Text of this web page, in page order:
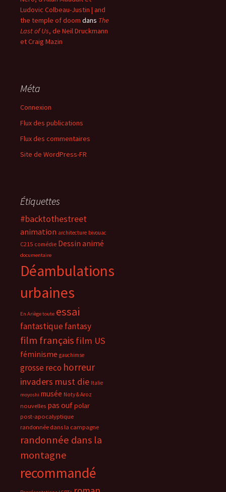
Ludovic Colbeau-Justin | and
the temple of doom dans The
Last of Us, de Neil Druckmann
et Craig Mazin
Méta
Connexion
Flux des publications
Flux des commentaires
Site de WordPress-FR
Étiquettes
#backtothestreet
animation architecture bivouac
C215 comédie Dessin animé
documentaire
Déambulations
urbaines
En Ariège toute essai
fantastiquefantasy
film français film US
féminisme gauchimse
grosse reco horreur
invaders must die Italie
moyoshi musée Noty & Aroz
nouvelles pas oufpolar
post-apocalyptique
randonnée dans la campagne
randonnée dans la
montagne
recommandé